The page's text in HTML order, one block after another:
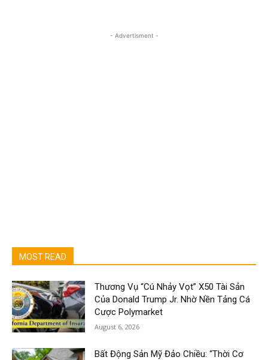
- Advertisment -
MOST READ
Thương Vụ “Cú Nhảy Vọt” X50 Tài Sản
Của Donald Trump Jr. Nhờ Nền Tảng Cá
Cược Polymarket
August 6, 2026
Bất Động Sản Mỹ Đảo Chiều: “Thời Cơ